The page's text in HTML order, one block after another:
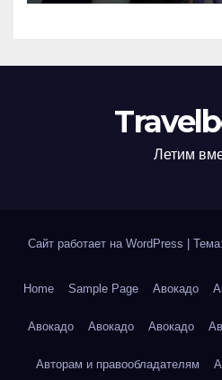
Летим
Сайт работает на WordPress
Home Sample Page Авокадо
Авокадо Авокадо Авокадо
Авторам и правообладателям